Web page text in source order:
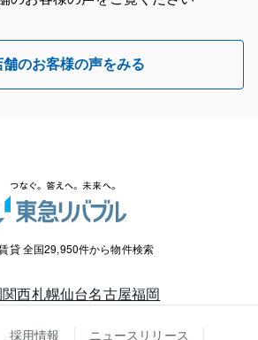
舗のお客様の声をみる
貸 全国29,950件から物件検索
関西札幌仙台名古屋福岡
採用情報
ニュースリリース